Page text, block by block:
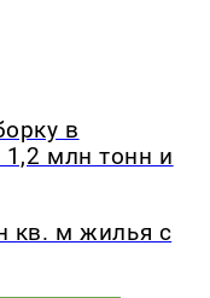
в
млн тонн и
кв. м жилья с